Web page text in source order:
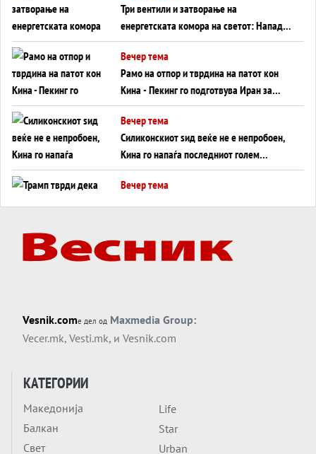
Три вентили и затворање на
енергетската комора на светот: Нападот
во Суец најавува глобален енергетски
инфаркт?
Вечер тема
Рамо на отпор и тврдина на патот кон
Кина - Пекинг го подготвува Иран за
американска копнена инвазија
Вечер тема
Силиконскиот ѕид веќе не е непробоен,
Кина го напаѓа последниот голем
монопол на Западот?
Вечер тема
Вечер тема
ДЛАБОКО УДОЛУ: Сметководствените
Вечер тема
АТОМСКО ДОМИНО НА БЛИСКИОТ
ИСТОК
Обвинувањето кон Русија го поврзува
Блискиот Исток со украинското бојно
Vesnik.comе дел од Maxmedia Group:
Vecer.mk, Vesti.mk, и Vesnik.com
КАТЕГОРИИ
Македонија
Балкан
Свет
Life
Star
Urban